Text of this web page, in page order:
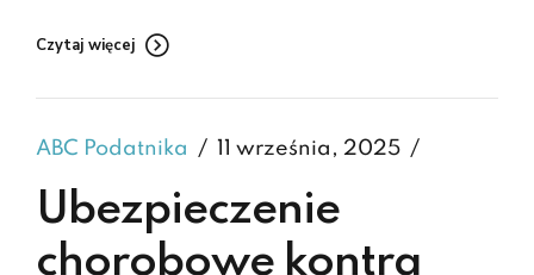
Czytaj więcej
ABC Podatnika 11 września, 2025
Ubezpieczenie
chorobowe kontra